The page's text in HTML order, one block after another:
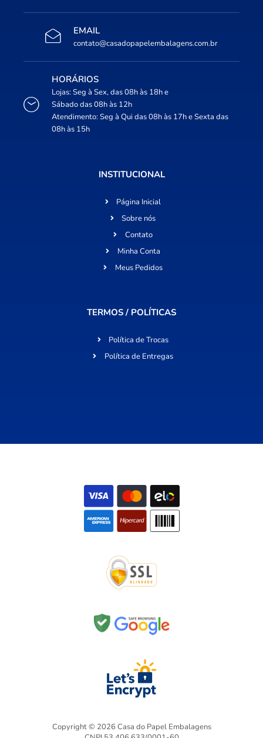
EMAIL
contato@casadopapelembalagens.com.br
HORÁRIOS
Lojas: Seg à Sex, das 08h às 18h e
Sábado das 08h às 12h
Atendimento: Seg à Qui das 08h às 17h e Sexta das
08h às 15h
INSTITUCIONAL
Página Inicial
Sobre nós
Contato
Minha Conta
Meus Pedidos
TERMOS / POLÍTICAS
Política de Trocas
Política de Entregas
Copyright © 2026 Casa do Papel Embalagens